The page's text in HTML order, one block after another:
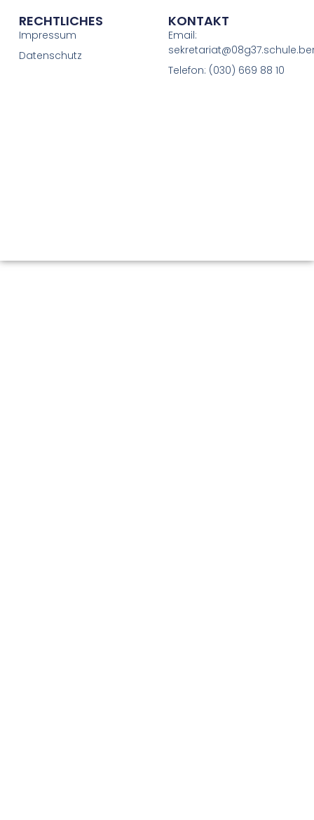
RECHTLICHES
Impressum
Datenschutz
KONTAKT
Email:
Telefon: (030) 669 88 10